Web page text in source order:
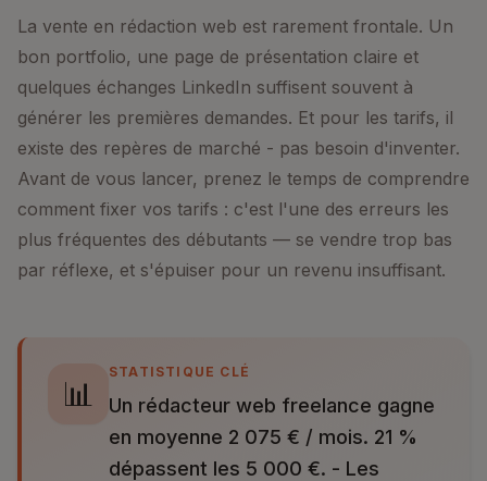
La vente en rédaction web est rarement frontale. Un
bon portfolio, une page de présentation claire et
quelques échanges LinkedIn suffisent souvent à
générer les premières demandes. Et pour les tarifs, il
existe des repères de marché - pas besoin d'inventer.
Avant de vous lancer, prenez le temps de comprendre
comment fixer vos tarifs : c'est l'une des erreurs les
plus fréquentes des débutants — se vendre trop bas
par réflexe, et s'épuiser pour un revenu insuffisant.
📊
STATISTIQUE CLÉ
Un rédacteur web freelance gagne
en moyenne 2 075 € / mois. 21 %
dépassent les 5 000 €. - Les